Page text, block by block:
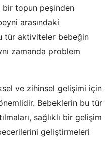
bir topun peşinden
arasındaki
tür aktiviteler bebeğin
zamanda problem
ve zihinsel gelişimi için
Bebeklerin bu tür
sağlıklı bir gelişim
geliştirmeleri